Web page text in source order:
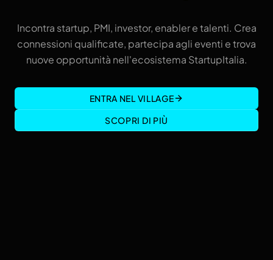
Incontra startup, PMI, investor, enabler e talenti. Crea
connessioni qualificate, partecipa agli eventi e trova
nuove opportunità nell'ecosistema StartupItalia.
ENTRA NEL VILLAGE
SCOPRI DI PIÙ